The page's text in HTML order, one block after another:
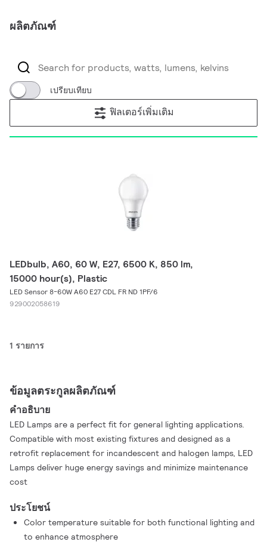
ผลิตภัณฑ์
เปรียบเทียบ
ฟิลเตอร์เพิ่มเติม
LEDbulb, A60, 60 W, E27, 6500 K, 850 lm,
15000 hour(s), Plastic
LED Sensor 8-60W A60 E27 CDL FR ND 1PF/6
929002058619
1 รายการ
ข้อมูลตระกูลผลิตภัณฑ์
คำอธิบาย
LED Lamps are a perfect fit for general lighting applications.
Compatible with most existing fixtures and designed as a
retrofit replacement for incandescent and halogen lamps, LED
Lamps deliver huge energy savings and minimize maintenance
cost
ประโยชน์
Color temperature suitable for both functional lighting and
to enhance atmosphere